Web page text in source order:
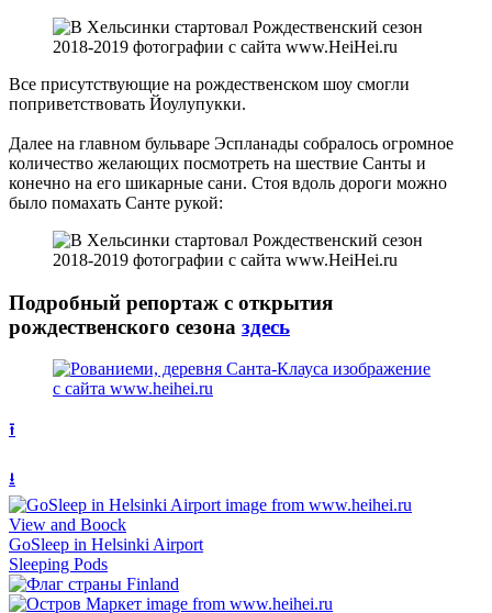
Все присутствующие на рождественском шоу смогли
поприветствовать Йоулупукки.
Далее на главном бульваре Эспланады собралось огромное
количество желающих посмотреть на шествие Санты и
конечно на его шикарные сани. Стоя вдоль дороги можно
было помахать Санте рукой:
Подробный репортаж с открытия
рождественского сезона здесь
⭱
⭳
View and Boock
GoSleep in Helsinki Airport
Sleeping Pods